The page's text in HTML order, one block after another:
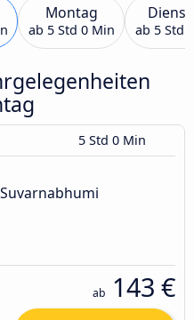
Montag
ab 5 Std 0 Min ab 5 Std
5 Std 0 Min
ab 143 €